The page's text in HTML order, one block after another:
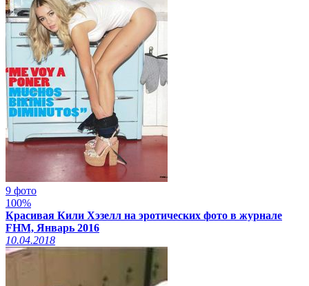
9 фото
100%
Красивая Кили Хэзелл на эротических фото в журнале
FHM, Январь 2016
10.04.2018